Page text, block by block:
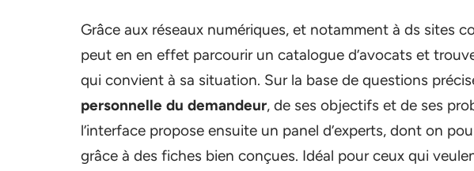
Grâce aux réseaux numériques, et notamment à ds sites
peut en en effet parcourir un catalogue d’avocats et
qui convient à sa situation. Sur la base de questions
personnelle du demandeur, de ses objectifs et de ses
l’interface propose ensuite un panel d’experts, dont on
grâce à des fiches bien conçues. Idéal pour ceux qui